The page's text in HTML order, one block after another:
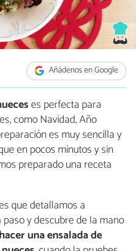
Añádenos en Google
es perfecta para
como Navidad, Año
es muy sencilla y
en pocos minutos y sin
preparado una receta
que detallamos a
y descubre de la mano
una ensalada de